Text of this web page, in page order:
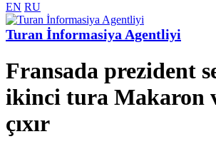
EN RU
Turan İnformasiya Agentliyi
Fransada prezident
ikinci tura Makaron
çıxır